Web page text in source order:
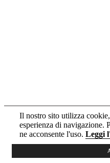
Il nostro sito utilizza
esperienza di navigazione.
ne acconsente l'uso. Leggi